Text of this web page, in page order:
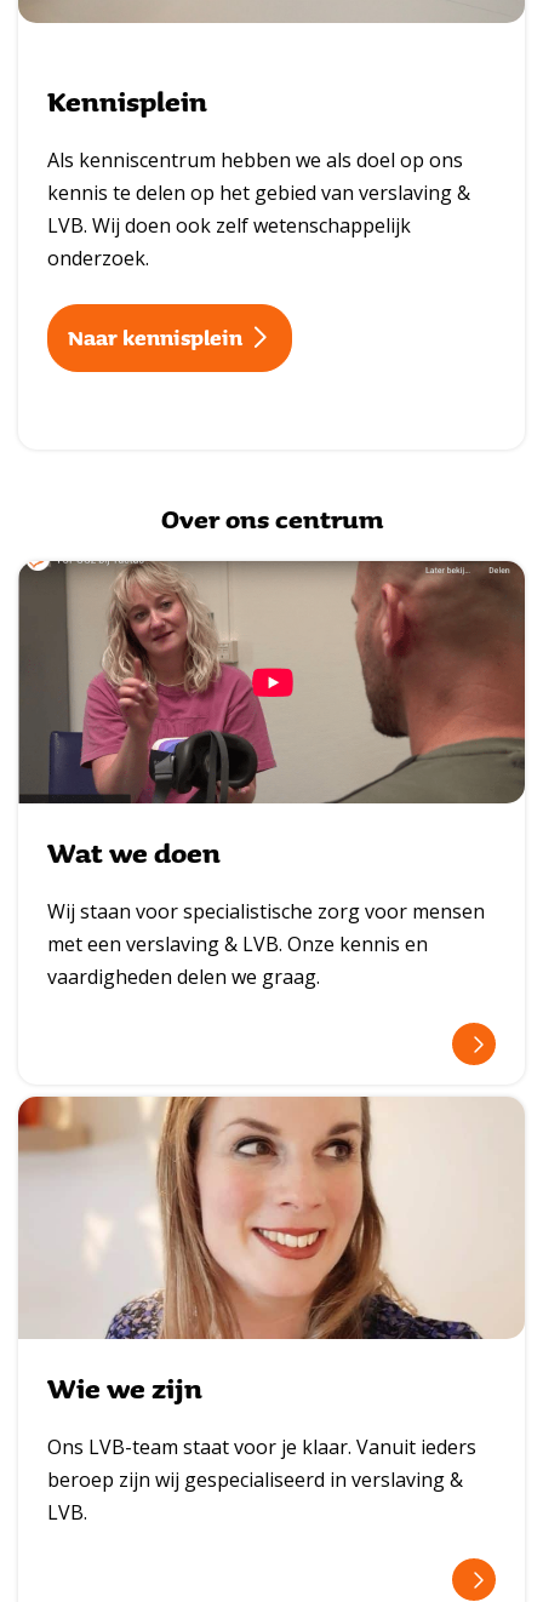
Kennisplein
Als kenniscentrum hebben we als doel op ons
kennis te delen op het gebied van verslaving &
LVB. Wij doen ook zelf wetenschappelijk
onderzoek.
Naar kennisplein
Over ons centrum
Wat we doen
Wij staan voor specialistische zorg voor mensen
met een verslaving & LVB. Onze kennis en
vaardigheden delen we graag.
l
Wie we zijn
Ons LVB-team staat voor je klaar. Vanuit ieders
beroep zijn wij gespecialiseerd in verslaving &
LVB.